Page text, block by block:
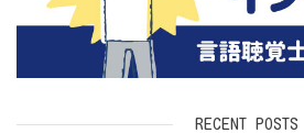
RECENT POSTS